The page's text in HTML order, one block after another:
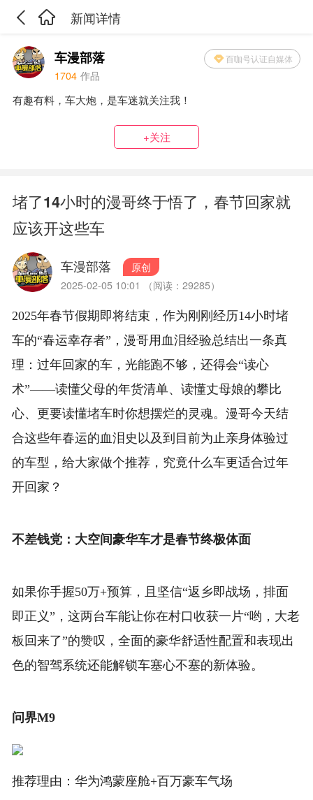
新闻详情
车漫部落 百咖号认证自媒体
1704 作品
有趣有料，车大炮，是车迷就关注我！
+关注
堵了14小时的漫哥终于悟了，春节回家就
应该开这些车
车漫部落
原创
2025-02-05 10:01 （阅读：29285）
2025年春节假期即将结束，作为刚刚经历14小时堵
车的“春运幸存者”，漫哥用血泪经验总结出一条真
理：过年回家的车，光能跑不够，还得会“读心
术”——读懂父母的年货清单、读懂丈母娘的攀比
心、更要读懂堵车时你想摆烂的灵魂。漫哥今天结
合这些年春运的血泪史以及到目前为止亲身体验过
的车型，给大家做个推荐，究竟什么车更适合过年
开回家？
不差钱党：大空间豪华车才是春节终极体面
如果你手握50万+预算，且坚信“返乡即战场，排面
即正义”，这两台车能让你在村口收获一片“哟，大老
板回来了”的赞叹，全面的豪华舒适性配置和表现出
色的智驾系统还能解锁车塞心不塞的新体验。
问界M9
推荐理由：华为鸿蒙座舱+百万豪车气场